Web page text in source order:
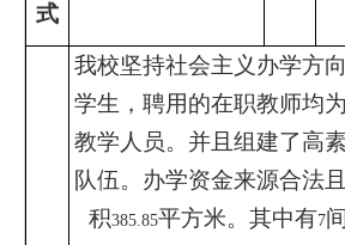
式
我校坚持社会主义办学方
学生，聘用的在职教师均
教学人员。并且组建了高
队伍。办学资金来源合法
积385.85平方米。其中有7